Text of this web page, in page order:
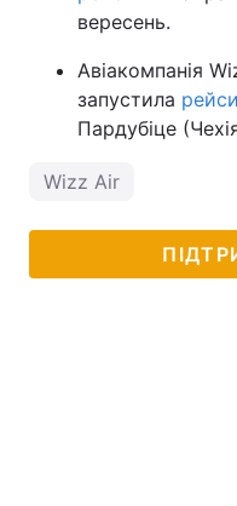
вересень.
Авіакомпанія
запустила
Пардубіце
Wizz Air